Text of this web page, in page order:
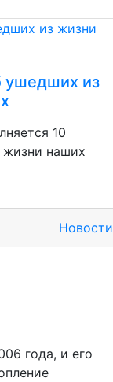
ушедших из
10
жизни наших
Новости
года, и его